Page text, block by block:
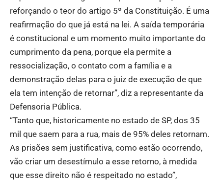
reforçando o teor do artigo 5º da Constituição. É uma
reafirmação do que já está na lei. A saída temporária
é constitucional e um momento muito importante do
cumprimento da pena, porque ela permite a
ressocialização, o contato com a família e a
demonstração delas para o juiz de execução de que
ela tem intenção de retornar”, diz a representante da
Defensoria Pública.
“Tanto que, historicamente no estado de SP, dos 35
mil que saem para a rua, mais de 95% deles retornam.
As prisões sem justificativa, como estão ocorrendo,
vão criar um desestímulo a esse retorno, à medida
que esse direito não é respeitado no estado”,